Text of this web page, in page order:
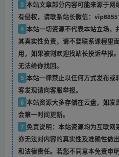
3 本站文章部分内容可能来源于网
有侵权，请联系站长微信：
4 本站一切资源不代表本站立场，
其真实性负责，请不要联系课程里
用，如果被割欢迎找站长投诉举报
无法给你找回。
5 本站一律禁止以任何方式发布或
客发现请向客服举报。
6 本站资源大多存储在云盘，如发
会第一时间更新。
7 免责说明：本站资源均为互联网
亦无法对内容的真实性及准确性做
和法律责任。若您不同意本免责申